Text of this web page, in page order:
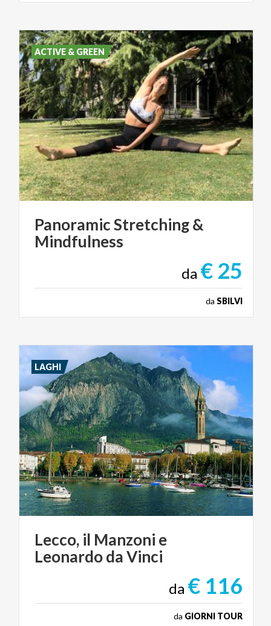
PanoramicStretching&
Mindfulness
da € 25
da SBILVI
ACTIVE & GREEN
Lecco, il Manzoni e
LeonardodaVinci
da € 116
da GIORNI TOUR
LAGHI